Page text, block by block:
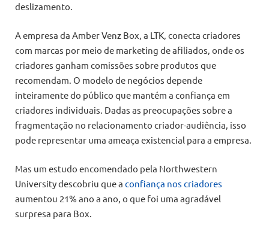
deslizamento.
A empresa da Amber Venz Box, a LTK, conecta criadores
com marcas por meio de marketing de afiliados, onde os
criadores ganham comissões sobre produtos que
recomendam. O modelo de negócios depende
inteiramente do público que mantém a confiança em
criadores individuais. Dadas as preocupações sobre a
fragmentação no relacionamento criador-audiência, isso
pode representar uma ameaça existencial para a empresa.
Mas um estudo encomendado pela Northwestern
University descobriu que a confiança nos criadores
aumentou 21% ano a ano, o que foi uma agradável
surpresa para Box.